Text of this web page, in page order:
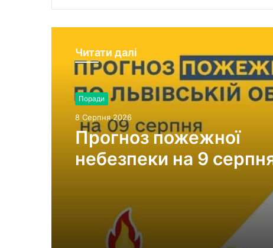
Читати далі
Поради
8 Серпня 2026
Прогноз пожежної
небезпеки на 9
низької до